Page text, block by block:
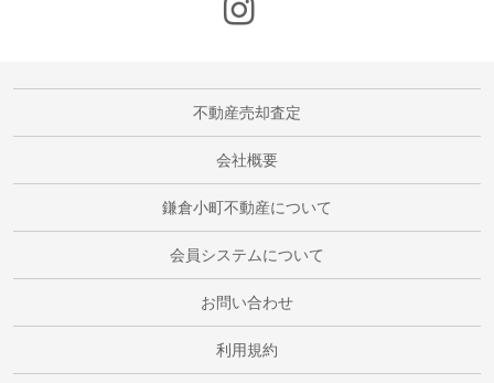
不動産売却査定
会社概要
鎌倉小町不動産について
会員システムについて
お問い合わせ
利用規約